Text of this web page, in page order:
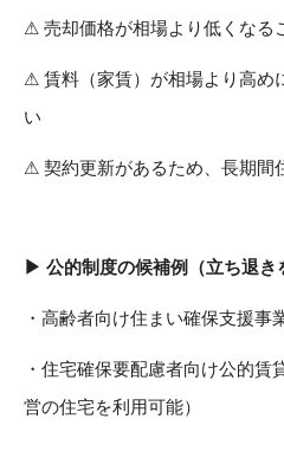
⚠ 売却価格が相場より低くなる
⚠ 賃料（家賃）が相場より高め
い
⚠ 契約更新があるため、長期間
▶ 公的制度の候補例（立ち退き
・高齢者向け住まい確保支援事
・住宅確保要配慮者向け公的賃
営の住宅を利用可能）